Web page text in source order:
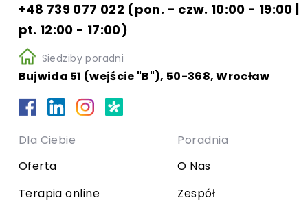
+48 739 077 022 (pon. - czw. 10:00 - 19:00 |
pt. 12:00 - 17:00)
Siedziby poradni
Bujwida 51 (wejście "B"), 50-368, Wrocław
Dla Ciebie
Oferta
Terapia online
Poradnia
O Nas
Zespół